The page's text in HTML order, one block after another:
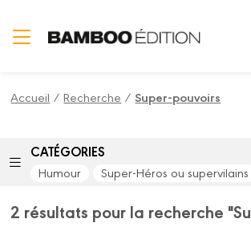
Accueil /Recherche /Super-pouvoirs
CATÉGORIES
Humour Super-Héros ou supervilains
2 résultats pour la recherche